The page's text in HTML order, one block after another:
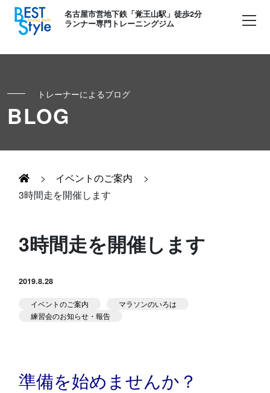
名古屋市営地下鉄「覚王山駅」徒歩2分
ランナー専門トレーニングジム
初めての方へ
お客様の声
Runner's パーソナル
キッズ・かけっこ
お知らせ
堀江のブログ
トレーナーによるブログ
BLOG
> イベントのご案内
>
3時間走を開催します
3時間走を開催します
2019.8.28
イベントのご案内
マラソンのいろは
練習会のお知らせ・報告
準備を始めませんか？